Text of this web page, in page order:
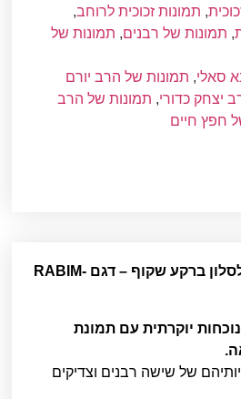
, תמונות זכוכית לרוחב,
, תמונות של רבנים, תמונות של
סאלי, תמונות של הרב יורם
יצחק כדורי, תמונות של הרב
חפץ חיים
תמונת זכוכית רבנים לסלון ברקע שקוף – דגם RABIM-
יוקרתית עם תמונת
של שישה רבנים וצדיקים